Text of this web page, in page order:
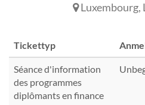
Luxembourg,
Tickettyp
Séance d'information
des programmes
diplômants en finance